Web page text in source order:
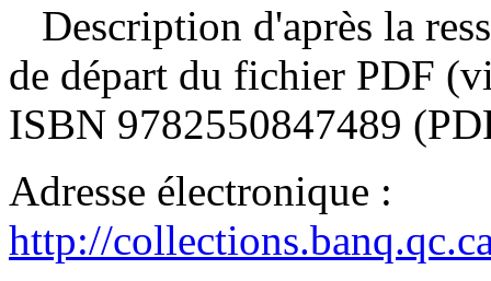
Description d'après la
de départ du fichier PDF
ISBN 9782550847489
Adresse électronique :
http://